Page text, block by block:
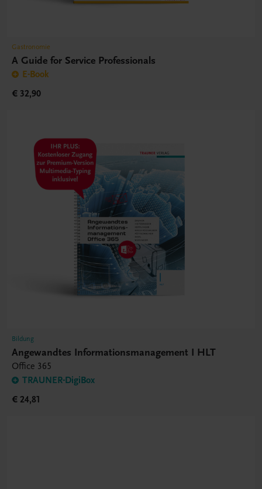
Gastronomie
A Guide for Service Professionals
E-Book
€ 32,90
Bildung
Angewandtes Informationsmanagement I HLT
Office 365
TRAUNER-DigiBox
€ 24,81